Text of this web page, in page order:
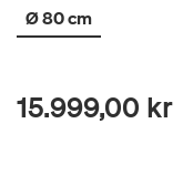
Ø 80 cm
15.999,00 kr